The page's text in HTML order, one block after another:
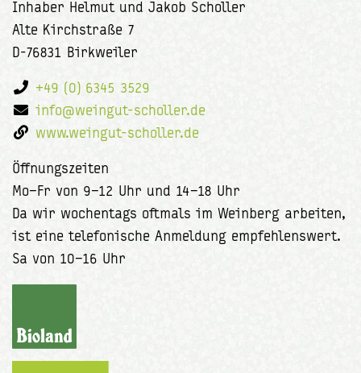
Inhaber Helmut und Jakob Scholler
Alte Kirchstraße 7
D-76831 Birkweiler
+49 (0) 6345 3529
info@weingut-scholler.de
www.weingut-scholler.de
Öffnungszeiten
Mo–Fr von 9–12 Uhr und 14–18 Uhr
Da wir wochentags oftmals im Weinberg arbeiten,
ist eine telefonische Anmeldung empfehlenswert.
Sa von 10–16 Uhr